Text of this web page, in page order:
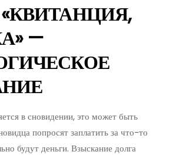
—
в сновидении, это может быть
попросят заплатить за что-то
будут деньги. Взыскание долга